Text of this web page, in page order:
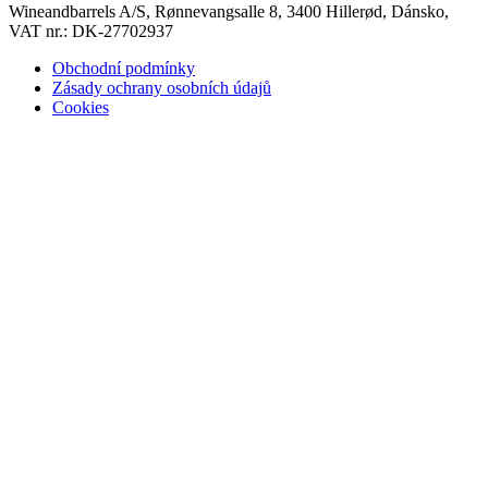
Wineandbarrels A/S, Rønnevangsalle 8, 3400 Hillerød, Dánsko,
VAT nr.: DK-27702937
Obchodní podmínky
Zásady ochrany osobních údajů
Cookies